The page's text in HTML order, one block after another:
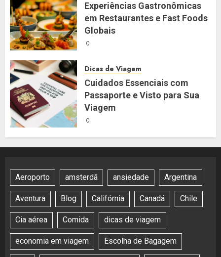
Experiências Gastronômicas
em Restaurantes e Fast Foods
Globais
0
Dicas de Viagem
Cuidados Essenciais com
Passaporte e Visto para Sua
Viagem
0
Aeroporto amsterdã ansiedade Argentina
Aventura Blog Califórnia Canadá Chile
Cia aérea Comida dicas de viagem
economia em viagem Escolha de Bagagem